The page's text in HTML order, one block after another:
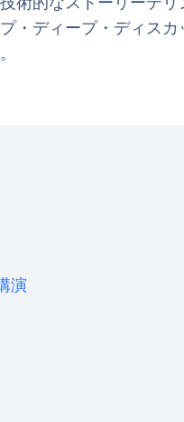
・ディープ・ディスカ
演